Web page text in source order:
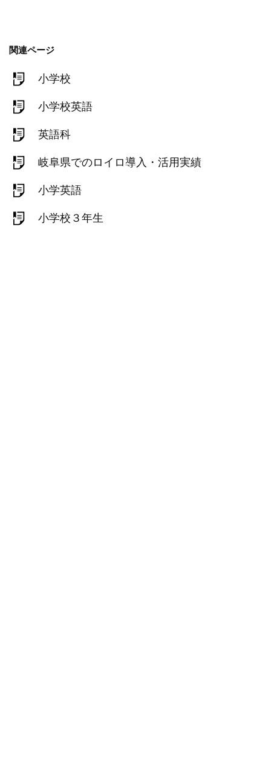
関連ページ
小学校
小学校英語
英語科
岐阜県でのロイロ導入・活用実績
小学英語
小学校３年生